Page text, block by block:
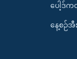
ပေါ့ဒ်
နေ့စဉ်